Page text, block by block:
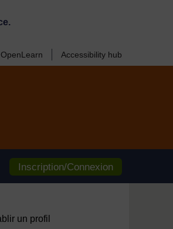
Accessibility hub
Inscription/Connexion
un profil